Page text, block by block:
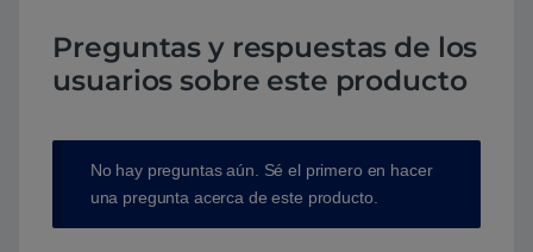
Preguntas y respuestas de los
usuarios sobre este producto
No hay preguntas aún. Sé el primero en hacer
una pregunta acerca de este producto.